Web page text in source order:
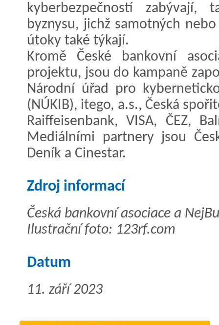
kyberbezpečností
byznysu, jichž samotných
útoky také týkají.
Kromě České bankovní
projektu, jsou do kampaně
Národní úřad pro
(NÚKIB), itego, a.s., Česká
Raiffeisenbank, VISA, ČEZ,
Mediálními partnery jsou
Deník a Cinestar.
Zdroj informací
Česká bankovní asociace a
Ilustrační foto: 123rf.com
Datum
11. září 2023